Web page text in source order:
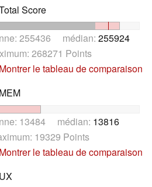
Score
255436 médian: 255924
268271 Points
Montrer le tableau de comparaison
13484 médian: 13816
19329 Points
Montrer le tableau de comparaison